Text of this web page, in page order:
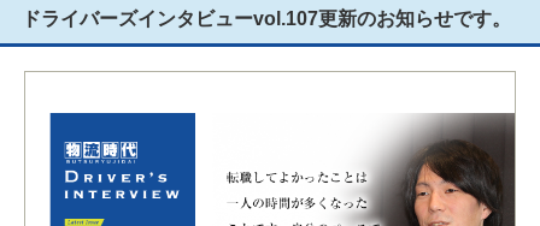
ドライバーズインタビューvol.107更新のお知らせです。